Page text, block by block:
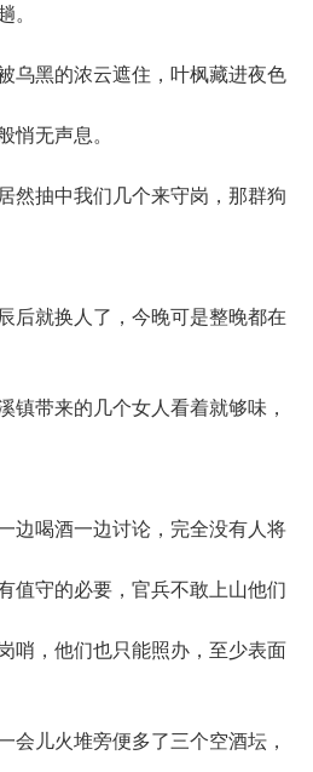
。
黑的浓云遮住，叶枫藏进夜色
悄无声息。
抽中我们几个来守岗，那群狗
就换人了，今晚可是整晚都在
带来的几个女人看着就够味，
喝酒一边讨论，完全没有人将
值守的必要，官兵不敢上山他们
哨，他们也只能照办，至少表面
儿火堆旁便多了三个空酒坛，